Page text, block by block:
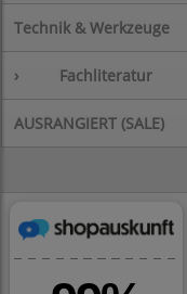
Technik & Werkzeuge
› Fachliteratur
AUSRANGIERT (SALE)